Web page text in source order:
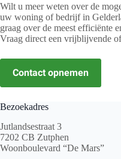
Wilt u meer weten over de
uw woning of bedrijf in
graag over de meest efficiënte
Vraag direct een vrijblijvende
Contact opnemen
Bezoekadres
Jutlandsestraat 3
7202 CB Zutphen
Woonboulevard “De Mars”